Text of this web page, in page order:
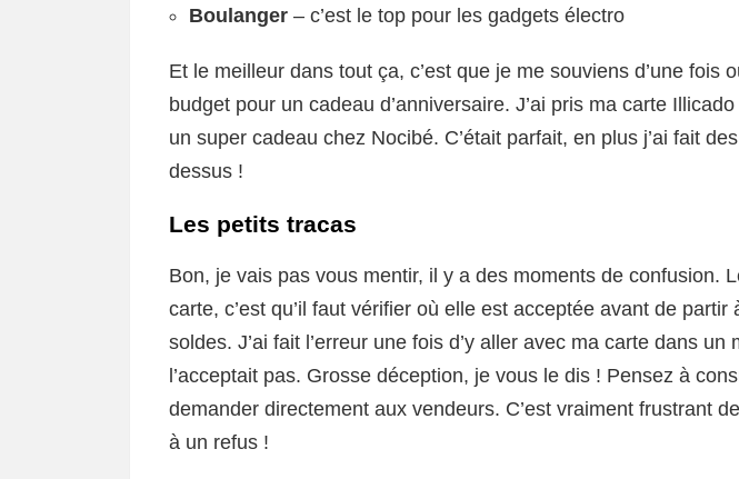
Boulanger – c’est le top pour les gadgets électro
Et le meilleur dans tout ça, c’est que je me souviens d’une fois
budget pour un cadeau d’anniversaire. J’ai pris ma carte
un super cadeau chez Nocibé. C’était parfait, en plus j’ai fait
dessus !
Les petits tracas
Bon, je vais pas vous mentir, il y a des moments de confusion.
carte, c’est qu’il faut vérifier où elle est acceptée avant de partir
soldes. J’ai fait l’erreur une fois d’y aller avec ma carte dans un
l’acceptait pas. Grosse déception, je vous le dis ! Pensez à
demander directement aux vendeurs. C’est vraiment frustrant
à un refus !